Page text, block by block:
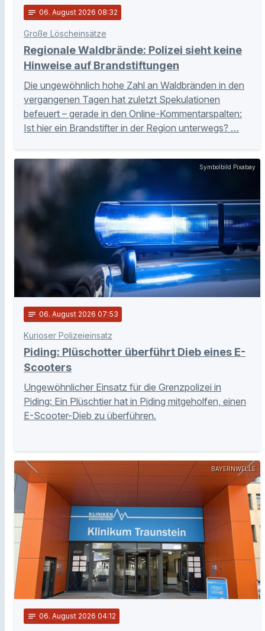
notes 06. August 2026 08:32
Große Löscheinsätze
Regionale Waldbrände: Polizei sieht keine
Hinweise auf Brandstiftungen
Die ungewöhnlich hohe Zahl an Waldbränden in den
vergangenen Tagen hat zuletzt Spekulationen
befeuert – gerade in den Online-Kommentarspalten:
Ist hier ein Brandstifter in der Region unterwegs? …
Symbolbild Pixabay
notes 06. August 2026 07:53
Kurioser Polizeieinsatz
Piding: Plüschotter überführt Dieb eines E-
Scooters
Ungewöhnlicher Einsatz für die Grenzpolizei in
Piding: Ein Plüschtier hat in Piding mitgeholfen, einen
E-Scooter-Dieb zu überführen.
BAYERNWELLE
notes 06. August 2026 04:12